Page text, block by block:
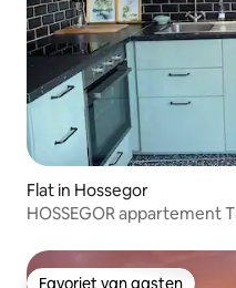
Flat in Hossegor
HOSSEGOR appartement
Favoriet van gasten